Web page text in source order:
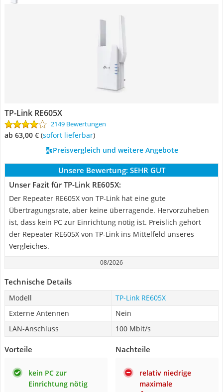
TP-Link RE605X
2149 Bewertungen
ab 63,00 € ( Sofort lieferbar)
Preisvergleich und weitere Angebote
Unsere Bewertung: SEHR GUT
Unser Fazit für TP-Link RE605X:
Der Repeater RE605X von TP-Link hat eine gute
Übertragungsrate, aber keine überragende. Hervorzuheben
ist, dass kein PC zur Einrichtung nötig ist. Preislich gehört
der Repeater RE605X von TP-Link ins Mittelfeld unseres
Vergleiches.
08/2026
Technische Details
Modell
TP-Link RE605X
Externe Antennen
Nein
LAN-Anschluss
100 Mbit/s
Vorteile
kein PC zur
Einrichtung nötig
Nachteile
relativ niedrige
maximale